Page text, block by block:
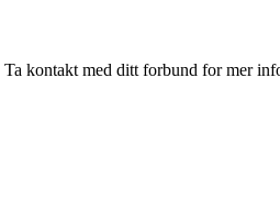
kontakt med ditt forbund for mer